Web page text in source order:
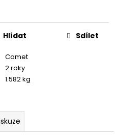
Comet
2 roky
1.582 kg
Hlídat Sdílet